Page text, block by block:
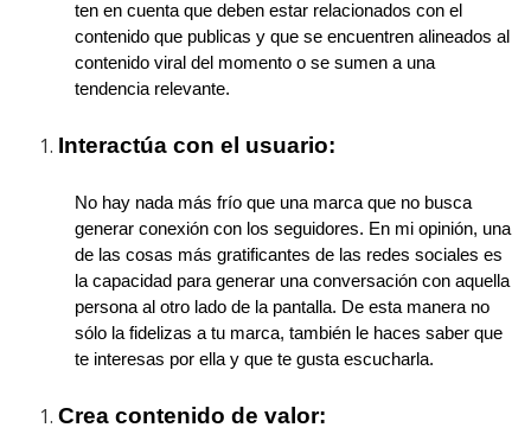
ten en cuenta que deben estar relacionados con el
contenido que publicas y que se encuentren alineados al
contenido viral del momento o se sumen a una
tendencia relevante.
Interactúa con el usuario:
No hay nada más frío que una marca que no busca
generar conexión con los seguidores. En mi opinión, una
de las cosas más gratificantes de las redes sociales es
la capacidad para generar una conversación con aquella
persona al otro lado de la pantalla. De esta manera no
sólo la fidelizas a tu marca, también le haces saber que
te interesas por ella y que te gusta escucharla.
Crea contenido de valor: